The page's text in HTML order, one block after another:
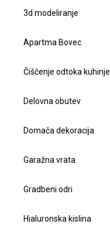
3d modeliranje
Apartma Bovec
Čiščenje odtoka kuhinje
Delovna obutev
Domača dekoracija
Garažna vrata
Gradbeni odri
Hialuronska kislina